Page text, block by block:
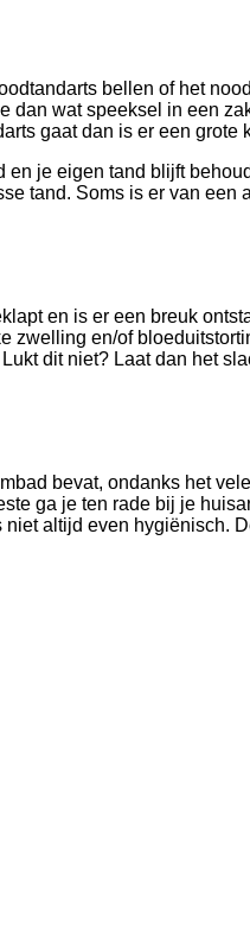
bellen of het
wat speeksel in een
gaat dan is er een grote
je eigen tand blijft
tand. Soms is er van
en is er een breuk
en/of
dit niet? Laat dan het
bevat, ondanks het
ga je ten rade bij je
altijd even hygiënisch.